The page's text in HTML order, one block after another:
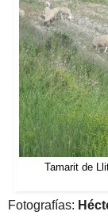
Tamarit de
Fotografías: